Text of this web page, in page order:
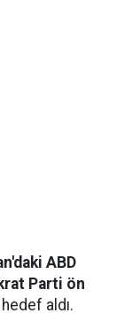
ABD
Parti ön
aldı.